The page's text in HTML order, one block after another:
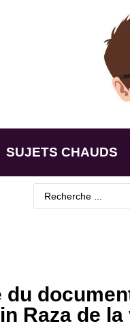
SUJETS CHAUDS
du
Raza de